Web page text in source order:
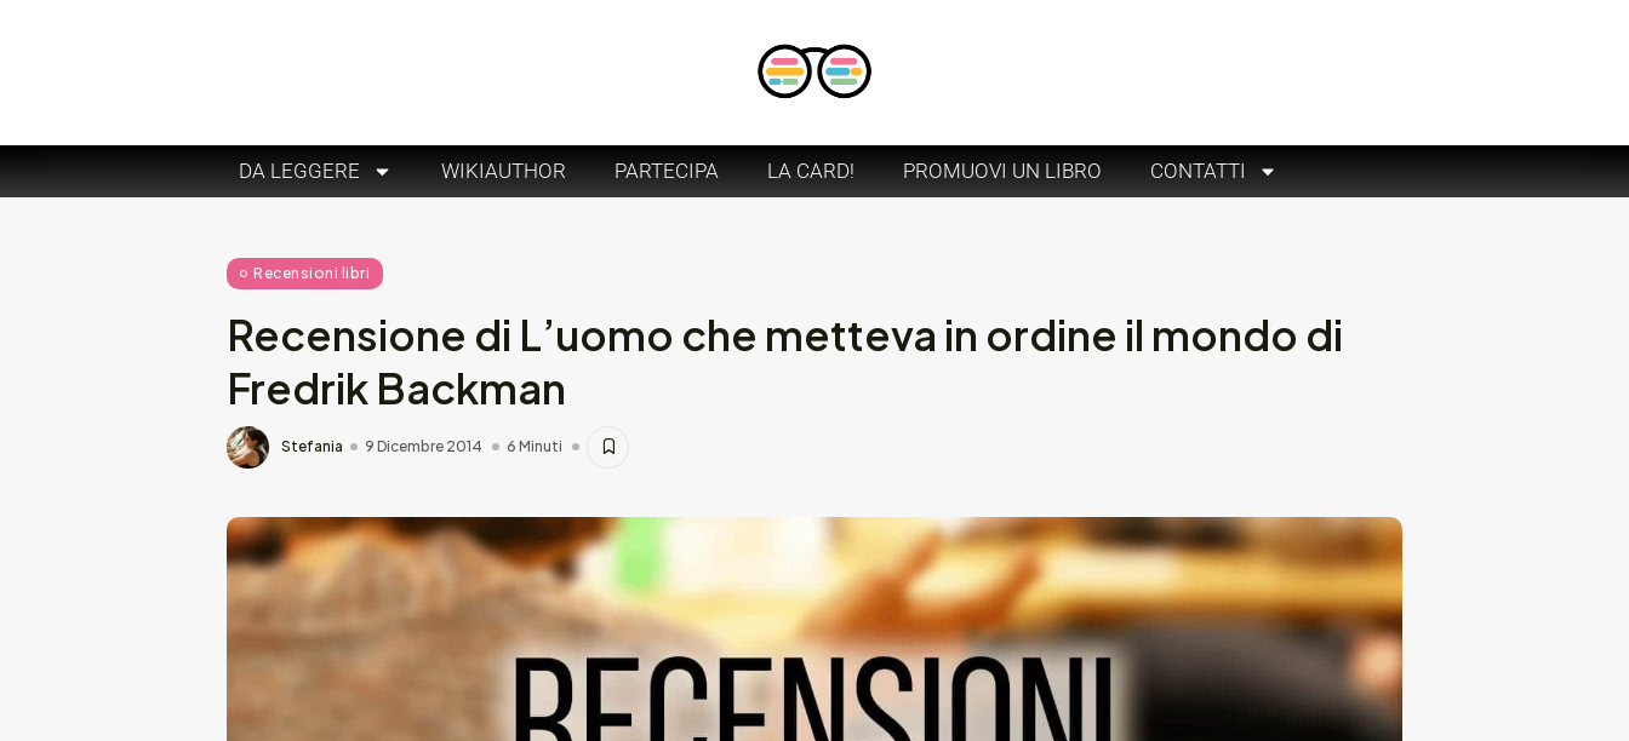
DA LEGGERE WIKIAUTHOR PARTECIPA LA CARD! PROMUOVI UN LIBRO CONTATTI
Recensioni libri
Recensione di L’uomo che metteva in ordine il mondo di
Fredrik Backman
Stefania 9 Dicembre 2014 6 Minuti